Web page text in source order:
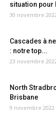
situation pour
30 novembre
Cascades à
: notre top...
23 novembre
North
Brisbane
9 novembre 2022